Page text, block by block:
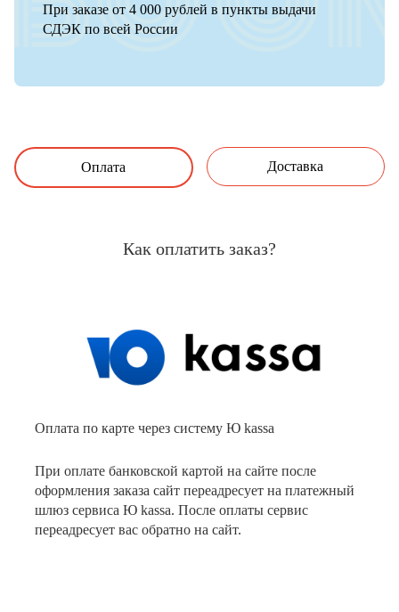
При заказе от 4 000 рублей в пункты выдачи
СДЭК по всей России
Оплата Доставка
Как оплатить заказ?
Оплата по карте через систему Ю kassa
При оплате банковской картой на сайте после
оформления заказа сайт переадресует на платежный
шлюз сервиса Ю kassa. После оплаты сервис
переадресует вас обратно на сайт.